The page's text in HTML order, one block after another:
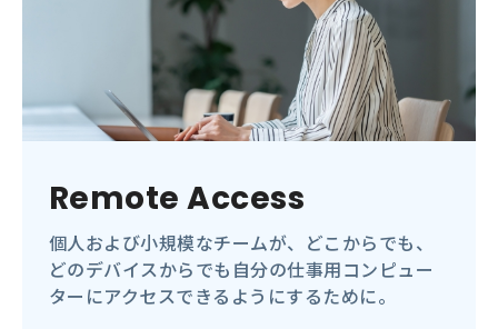
Remote Access
個人および小規模なチームが、どこからでも、
どのデバイスからでも自分の仕事用コンピュー
ターにアクセスできるようにするために。